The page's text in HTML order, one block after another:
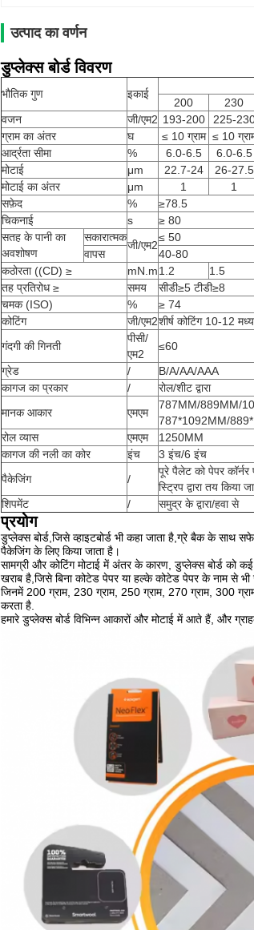
उत्पाद का वर्णन
डुप्लेक्स बोर्ड विवरण
भौतिक गुण इकाई
200
230
वजन
जी/एम2 193-200 225-
ग्राम का अंतर
घ ≤ 10 ग्राम ≤ 10
आर्द्रता सीमा
% 6.0-6.5 6.0-6.5
मोटाई
μm 22.7-24 26-27.5
मोटाई का अंतर
μm 1 1
सफ़ेद
%
≥78.5
चिकनाई
s
≥ 80
सतह के पानी का
अवशोषण
सकारात्मक
जी/एम2
≤ 50
वापस
40-80
कठोरता ((CD) ≥
mN.m1.2 1.5
तह प्रतिरोध ≥
समय
सीडी≥5 टीडी≥8
चमक (ISO)
%
≥ 74
कोटिंग
जी/एम2शीर्ष कोटिंग 10-12
गंदगी की गिनती
पीसी/
एम2
≤60
ग्रेड
/
B/A/AA/AAA
कागज का प्रकार
/
रोल/शीट द्वारा
मानक आकार
एमएम
787MM/889MM/
787*1092MM/
रोल व्यास
एमएम
1250MM
कागज की नली का कोर
इंच
3 इंच/6 इंच
पैकेजिंग
/
पूरे पैलेट को पेपर
स्ट्रिप द्वारा तय किया
शिपमेंट
/ समुद्र के द्वारा/हवा से
प्रयोग
डुप्लेक्स बोर्ड,जिसे व्हाइटबोर्ड भी कहा जाता है,ग्रे बैक के
पैकेजिंग के लिए किया जाता है।
सामग्री और कोटिंग मोटाई में अंतर के कारण, डुप्लेक्स बोर्ड को
खराब है,जिसे बिना कोटेड पेपर या हल्के कोटेड पेपर के नाम से भी
जिनमें 200 ग्राम, 230 ग्राम, 250 ग्राम, 270 ग्राम, 300
करता है.
हमारे डुप्लेक्स बोर्ड विभिन्न आकारों और मोटाई में आते हैं,